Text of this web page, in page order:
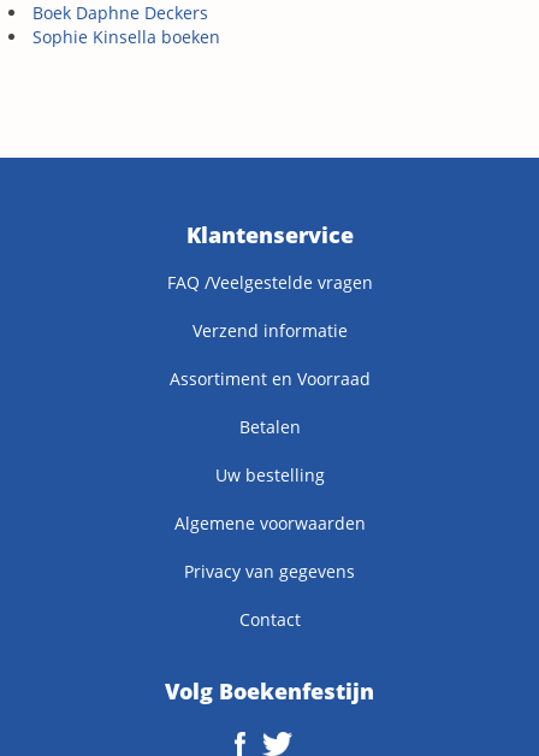
Boek Daphne Deckers
Sophie Kinsella boeken
Klantenservice
FAQ /Veelgestelde vragen
Verzend informatie
Assortiment en Voorraad
Betalen
Uw bestelling
Algemene voorwaarden
Privacy van gegevens
Contact
Volg Boekenfestijn